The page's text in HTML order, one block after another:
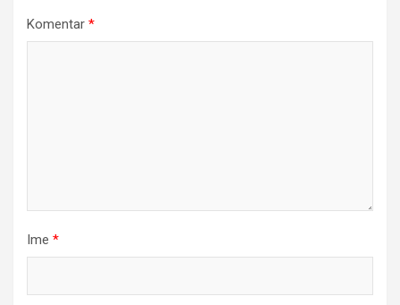
Komentar *
Ime *